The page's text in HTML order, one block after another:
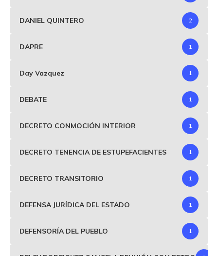
DANIEL QUINTERO 2
DAPRE 1
Day Vazquez 1
DEBATE 1
DECRETO CONMOCIÓN INTERIOR 1
DECRETO TENENCIA DE ESTUPEFACIENTES 1
DECRETO TRANSITORIO 1
DEFENSA JURÍDICA DEL ESTADO 1
DEFENSORÍA DEL PUEBLO 1